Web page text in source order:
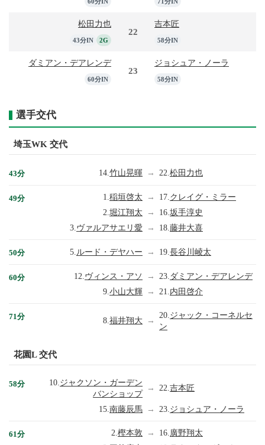
松田力也
43分IN 2G
22
吉本匠
58分IN
ダミアン・デアレンデ
60分IN
23
ジョシュア・ノーラ
58分IN
選手交代
埼玉WK 交代
43分 14. 竹山晃暉 → 22. 松田力也
49分 1. 稲垣啓太 → 17. クレイグ・ミラー
2. 堀江翔太 → 16. 坂手淳史
3. ヴァルアサエリ愛 → 18. 藤井大喜
50分 5. ルード・デヤハー → 19. 長谷川崚太
60分 12. ヴィンス・アソ → 23. ダミアン・デアレンデ
9. 小山大輝 → 21. 内田啓介
71分 8.福井翔大 →
20. ジャック・コーネルセ
ン
花園L 交代
58分 10. ジャクソン・ガーデン
バンショップ
→ 22.吉本匠
15. 南藤辰馬 → 23. ジョシュア・ノーラ
61分 2. 樫本敦 → 16. 廣野翔太